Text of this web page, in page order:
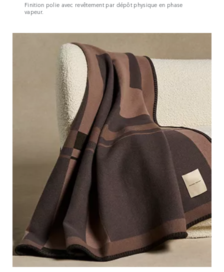
Finition polie avec revêtement par dépôt physique en phase
vapeur.